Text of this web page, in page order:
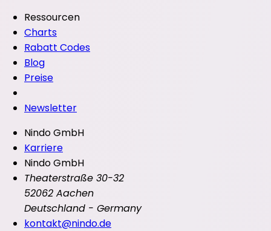
Ressourcen
Charts
Rabatt Codes
Blog
Preise
Newsletter
Nindo GmbH
Karriere
Nindo GmbH
Theaterstraße 30-32
52062 Aachen
Deutschland - Germany
kontakt@nindo.de